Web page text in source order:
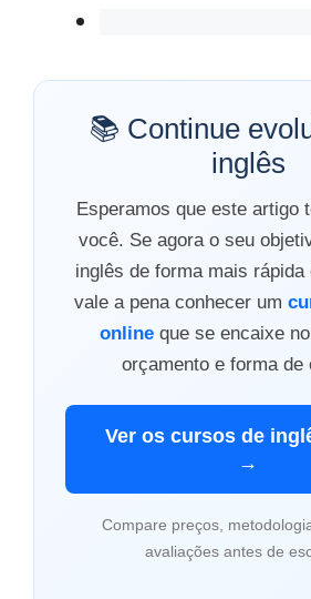
📚 Continue
inglês
Esperamos que este artigo
você. Se agora o seu
inglês de forma mais rápida
vale a pena conhecer um
online que se encaixe
orçamento e forma de
Ver os cursos de
→
Compare preços,
avaliações antes de